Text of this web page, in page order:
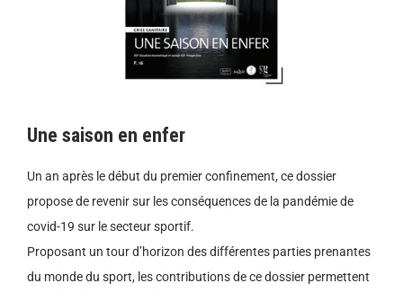
Une saison en enfer
Un an après le début du premier confinement, ce dossier
propose de revenirsur les conséquences de la pandémie de
covid-19 sur le secteur sportif.
Proposant un tour d’horizon des différentes parties prenantes
du mondedu sport, les contributions de ce dossier permettent